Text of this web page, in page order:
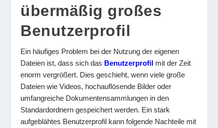
übermäßig großes
Benutzerprofil
Ein häufiges Problem bei der Nutzung der eigenen
Dateien ist, dass sich das Benutzerprofil mit der Zeit
enorm vergrößert. Dies geschieht, wenn viele große
Dateien wie Videos, hochauflösende Bilder oder
umfangreiche Dokumentensammlungen in den
Standardordnern gespeichert werden. Ein stark
aufgeblähtes Benutzerprofil kann folgende Nachteile mit